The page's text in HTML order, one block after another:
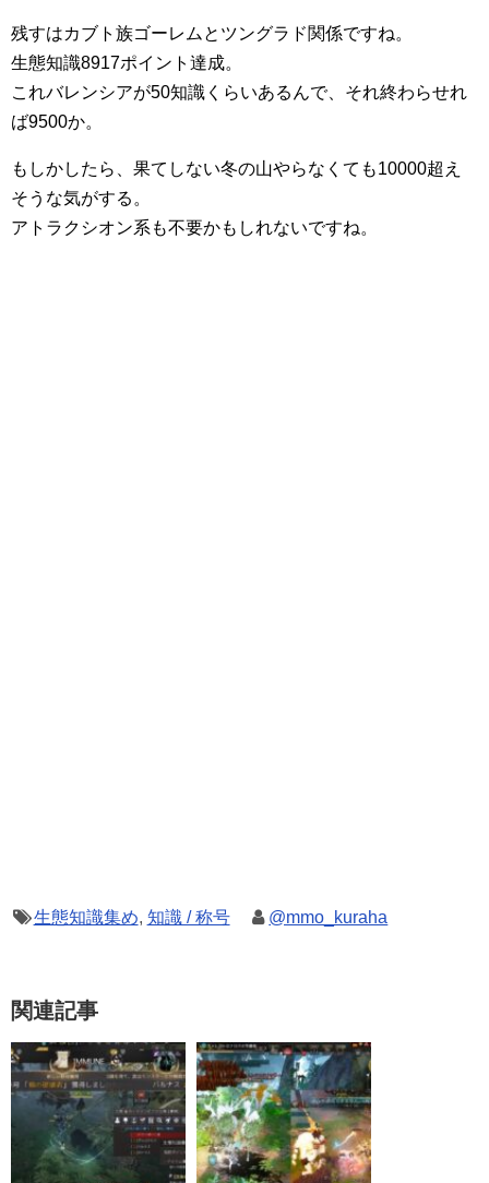
残すはカブト族ゴーレムとツングラド関係ですね。
生態知識8917ポイント達成。
これバレンシアが50知識くらいあるんで、それ終わらせれ
ば9500か。
もしかしたら、果てしない冬の山やらなくても10000超え
そうな気がする。
アトラクシオン系も不要かもしれないですね。
生態知識集め, 知識 / 称号 @mmo_kuraha
関連記事